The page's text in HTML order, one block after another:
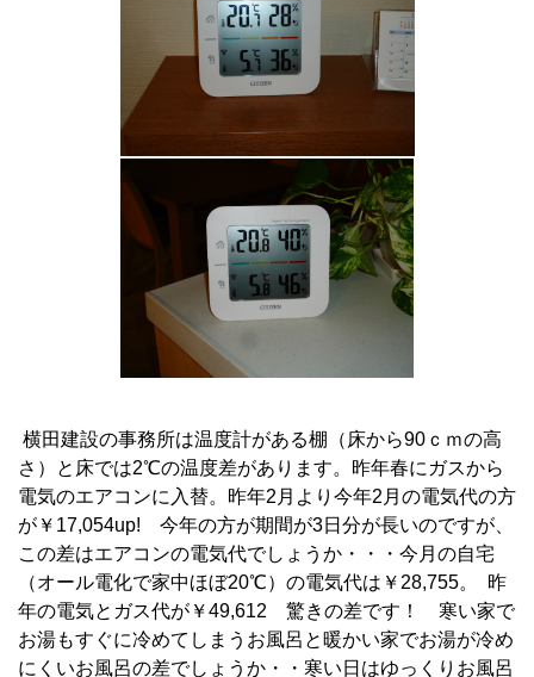
横田建設の事務所は温度計がある棚（床から90ｃｍの高
さ）と床では2℃の温度差があります。昨年春にガスから
電気のエアコンに入替。昨年2月より今年2月の電気代の方
が￥17,054up! 今年の方が期間が3日分が長いのですが、
この差はエアコンの電気代でしょうか・・・今月の自宅
（オール電化で家中ほぼ20℃）の電気代は￥28,755。 昨
年の電気とガス代が￥49,612 驚きの差です！ 寒い家で
お湯もすぐに冷めてしまうお風呂と暖かい家でお湯が冷め
にくいお風呂の差でしょうか・・寒い日はゆっくりお風呂